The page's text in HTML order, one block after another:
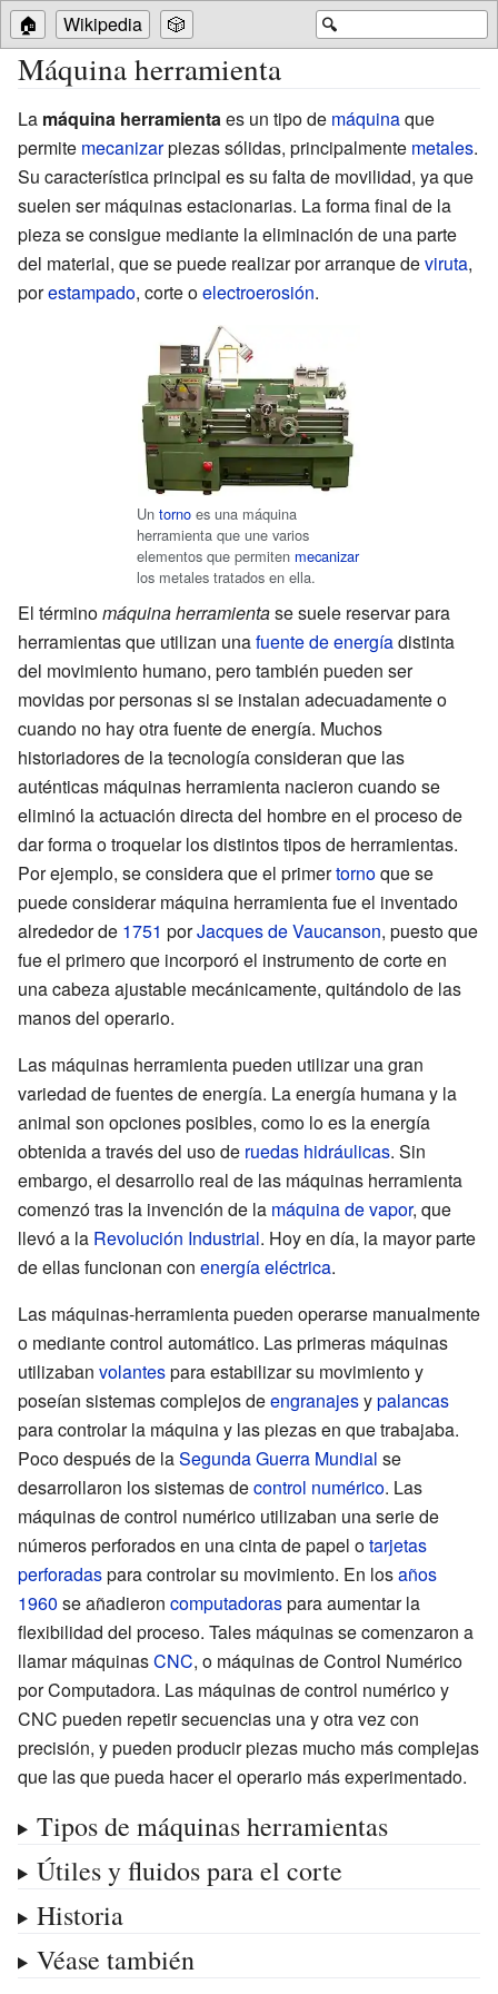
🔍
🏠 Wikipedia 🎲
Máquina herramienta
La máquina herramienta es un tipo de máquinaque
permite mecanizarpiezas sólidas, principalmente metales.
Su característica principal es su falta de movilidad, ya que
suelen ser máquinas estacionarias. La forma final de la
pieza se consigue mediante la eliminación de una parte
del material, que se puede realizar por arranque deviruta,
porestampado, corte oelectroerosión.
Un torno es una máquina
herramienta que une varios
elementos que permiten mecanizar
los metales tratados en ella.
El términomáquina herramientase suele reservar para
herramientas que utilizan unafuente de energíadistinta
del movimiento humano, pero también pueden ser
movidas por personas si se instalan adecuadamente o
cuando no hay otra fuente de energía. Muchos
historiadores de la tecnología consideran que las
auténticas máquinas herramienta nacieron cuando se
eliminó la actuación directa del hombre en el proceso de
dar forma o troquelar los distintos tipos de herramientas.
Por ejemplo, se considera que el primertornoque se
puede considerar máquina herramienta fue el inventado
alrededor de 1751 porJacques de Vaucanson, puesto que
fue el primero que incorporó el instrumento de corte en
una cabeza ajustable mecánicamente, quitándolo de las
manos del operario.
Las máquinas herramienta pueden utilizar una gran
variedad de fuentes de energía. La energía humana y la
animal son opciones posibles, como lo es la energía
obtenida a través del uso de ruedas hidráulicas. Sin
embargo, el desarrollo real de las máquinas herramienta
comenzó tras la invención de la máquina de vapor, que
llevó a la Revolución Industrial. Hoy en día, la mayor parte
de ellas funcionan con energía eléctrica.
Las máquinas-herramienta pueden operarse manualmente
o mediante control automático. Las primeras máquinas
utilizaban volantespara estabilizar su movimiento y
poseían sistemas complejos deengranajesypalancas
para controlar la máquina y las piezas en que trabajaba.
Poco después de laSegunda Guerra Mundial se
desarrollaron los sistemas decontrol numérico. Las
máquinas de control numérico utilizaban una serie de
números perforados en una cinta de papel otarjetas
perforadaspara controlar su movimiento. En losaños
1960 se añadieron computadoraspara aumentar la
flexibilidad del proceso. Tales máquinas se comenzaron a
llamar máquinasCNC, o máquinas de Control Numérico
por Computadora. Las máquinas de control numérico y
CNC pueden repetir secuencias una y otra vez con
precisión, y pueden producir piezas mucho más complejas
que las que pueda hacer el operario más experimentado.
Tipos de máquinas herramientas
Útiles y fluidos para el corte
Historia
Véase también